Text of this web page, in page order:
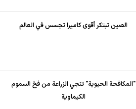
الصين تبتكر أقوى كاميرا تجسس في العالم
"المكافحة الحيوية" تنجي الزراعة من فخ السموم
الكيماوية